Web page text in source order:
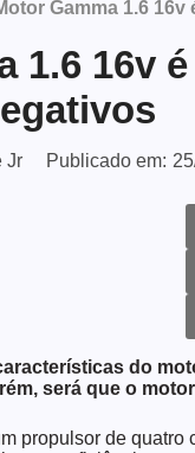
Gamma 1.6
1.6 16v
Jr Publicado em:
do
será que o
propulsor de quatro